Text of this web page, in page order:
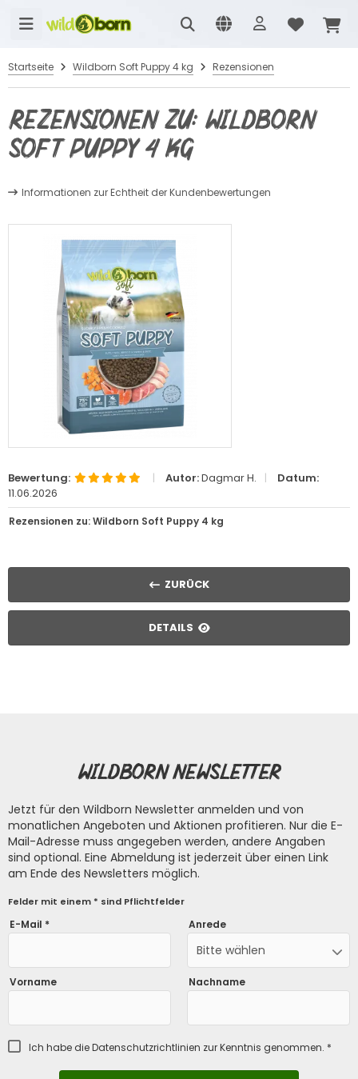
Startseite Wildborn Soft Puppy 4 kg Rezensionen
Rezensionen zu: Wildborn
Soft Puppy 4 kg
Informationen zur Echtheit der Kundenbewertungen
Bewertung: | Autor:Dagmar H. |
Datum:
11.06.2026
Rezensionen zu: Wildborn Soft Puppy 4 kg
ZURÜCK
DETAILS
Wildborn Newsletter
Jetzt für den Wildborn Newsletter anmelden und von
monatlichen Angeboten und Aktionen profitieren. Nur die E-
Mail-Adresse muss angegeben werden, andere Angaben
sind optional. Eine Abmeldung ist jederzeit über einen Link
am Ende des Newsletters möglich.
Felder mit einem * sind Pflichtfelder
E-Mail * Anrede
Bitte wählen
Vorname Nachname
Ich habe dieDatenschutzrichtlinien zur Kenntnis genommen. *